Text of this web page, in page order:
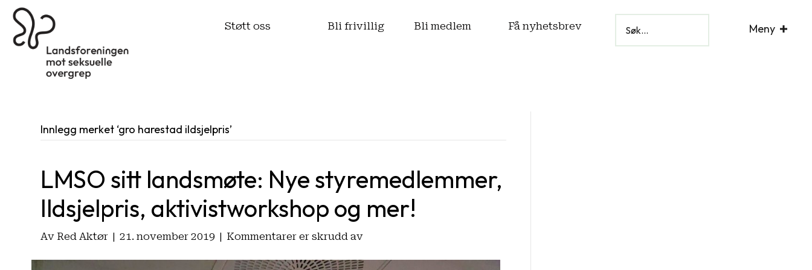
Støtt oss Bli frivillig Bli medlem Få nyhetsbrev Meny
Innlegg merket ‘gro harestad ildsjelpris’
LMSO sitt landsmøte: Nye styremedlemmer,
Ildsjelpris, aktivistworkshop og mer!
Av Red Aktør | 21. november 2019 | Kommentarer er skrudd avfor